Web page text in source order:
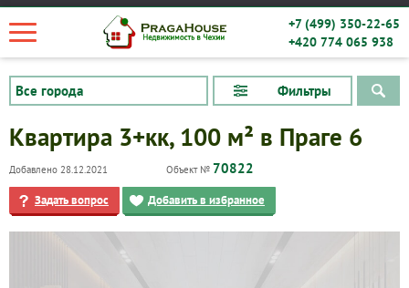
+7 (499) 350-22-65
+420 774 065 938
Фильтры
Квартира 3+кк, 100 м² в Праге 6
Добавлено 28.12.2021 Объект № 70822
Задать вопрос Добавить в избранное